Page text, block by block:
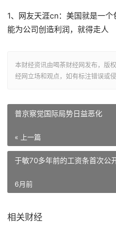
1、网友天涯cn：美国就是一
能为公司创造利润，就得走人
本财经资讯由喝茶财经网发布，版
经网立场和观点，如有标注错误或
普京察觉国际局势日益恶化
« 上一篇
于敏70多年前的工资条首次公
6月前
相关财经